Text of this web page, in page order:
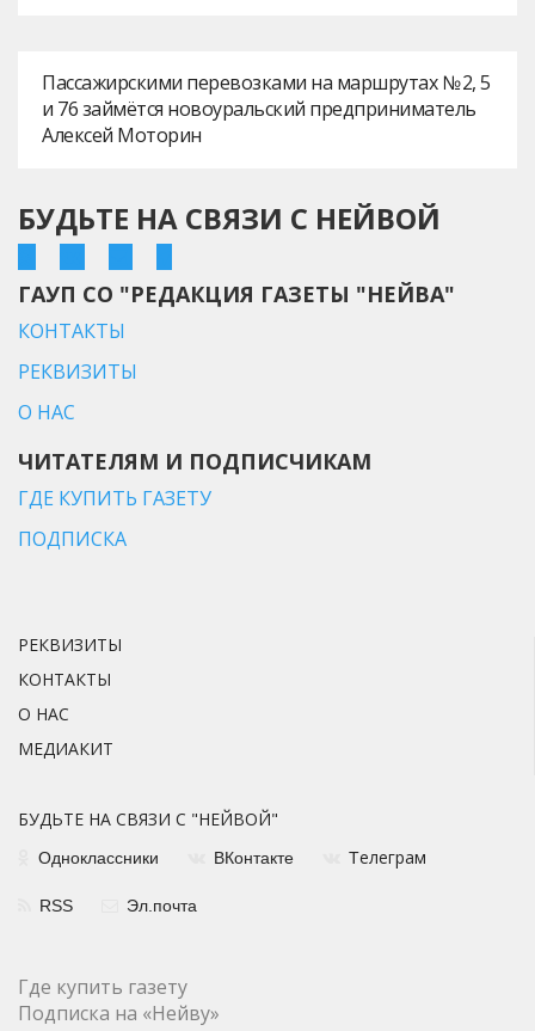
Пассажирскими перевозками на маршрутах № 2, 5
и 76 займётся новоуральский предприниматель
Алексей Моторин
БУДЬТЕ НА СВЯЗИ С НЕЙВОЙ
ГАУП СО "РЕДАКЦИЯ ГАЗЕТЫ "НЕЙВА"
КОНТАКТЫ
РЕКВИЗИТЫ
О НАС
ЧИТАТЕЛЯМ И ПОДПИСЧИКАМ
ГДЕ КУПИТЬ ГАЗЕТУ
ПОДПИСКА
РЕКВИЗИТЫ
КОНТАКТЫ
О НАС
МЕДИАКИТ
БУДЬТЕ НА СВЯЗИ С "НЕЙВОЙ"
Одноклассники ВКонтакте Телеграм
RSS Эл.почта
Где купить газету
Подписка на «Нейву»